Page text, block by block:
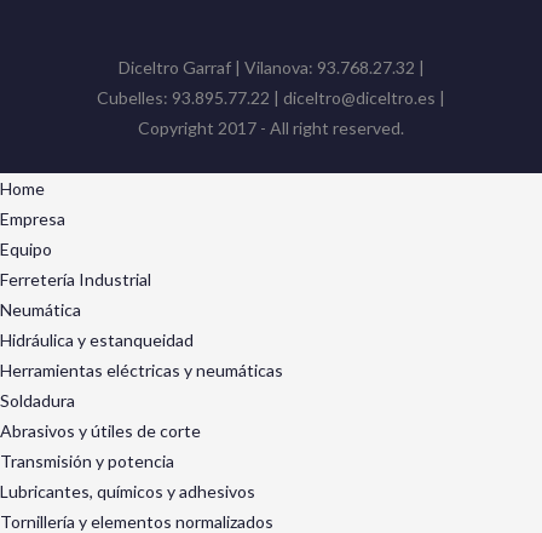
Diceltro Garraf | Vilanova: 93.768.27.32 |
Cubelles: 93.895.77.22 | diceltro@diceltro.es |
Copyright 2017 - All right reserved.
Home
Empresa
Equipo
Ferretería Industrial
Neumática
Hidráulica y estanqueidad
Herramientas eléctricas y neumáticas
Soldadura
Abrasivos y útiles de corte
Transmisión y potencia
Lubricantes, químicos y adhesivos
Tornillería y elementos normalizados